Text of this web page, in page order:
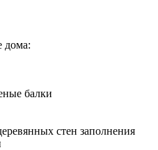
дома:
балки
стен заполнения